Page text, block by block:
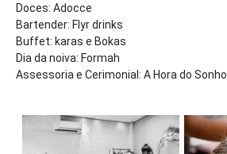
Doces: Adocce
Bartender: Flyr drinks
Buffet: karas e Bokas
Dia da noiva: Formah
Assessoria e Cerimonial: A Hora do Sonho